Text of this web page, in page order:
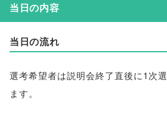
当日の内容
当日の流れ
選考希望者は説明会終了直後に1次
ます。